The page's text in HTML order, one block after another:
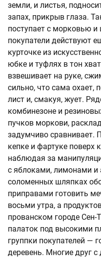
земли, и листья,
запах, прикрыв глаза.
поступает с морковью и
покупатели действуют
курточке из
юбке и туфлях в тон
взвешивает на руке,
сильно, что сама охает,
лист и, смакуя, жует.
комбинезоне и
пучков моркови,
задумчиво сравнивает.
кепке и фартуке поверх
наблюдая за
с яблоками, лимонами
соломенных шляпках
приправами готовить
восьми утра, а
прованском городе Сен-
палаток под высокими
группки покупателей —
деревень. Многие друг